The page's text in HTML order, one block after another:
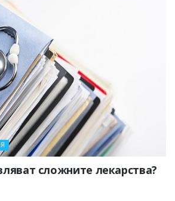
сложните лекарства?